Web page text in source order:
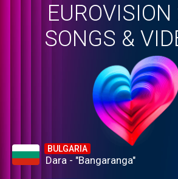
SONGS &
BULGARIA
Dara - "Bangaranga"